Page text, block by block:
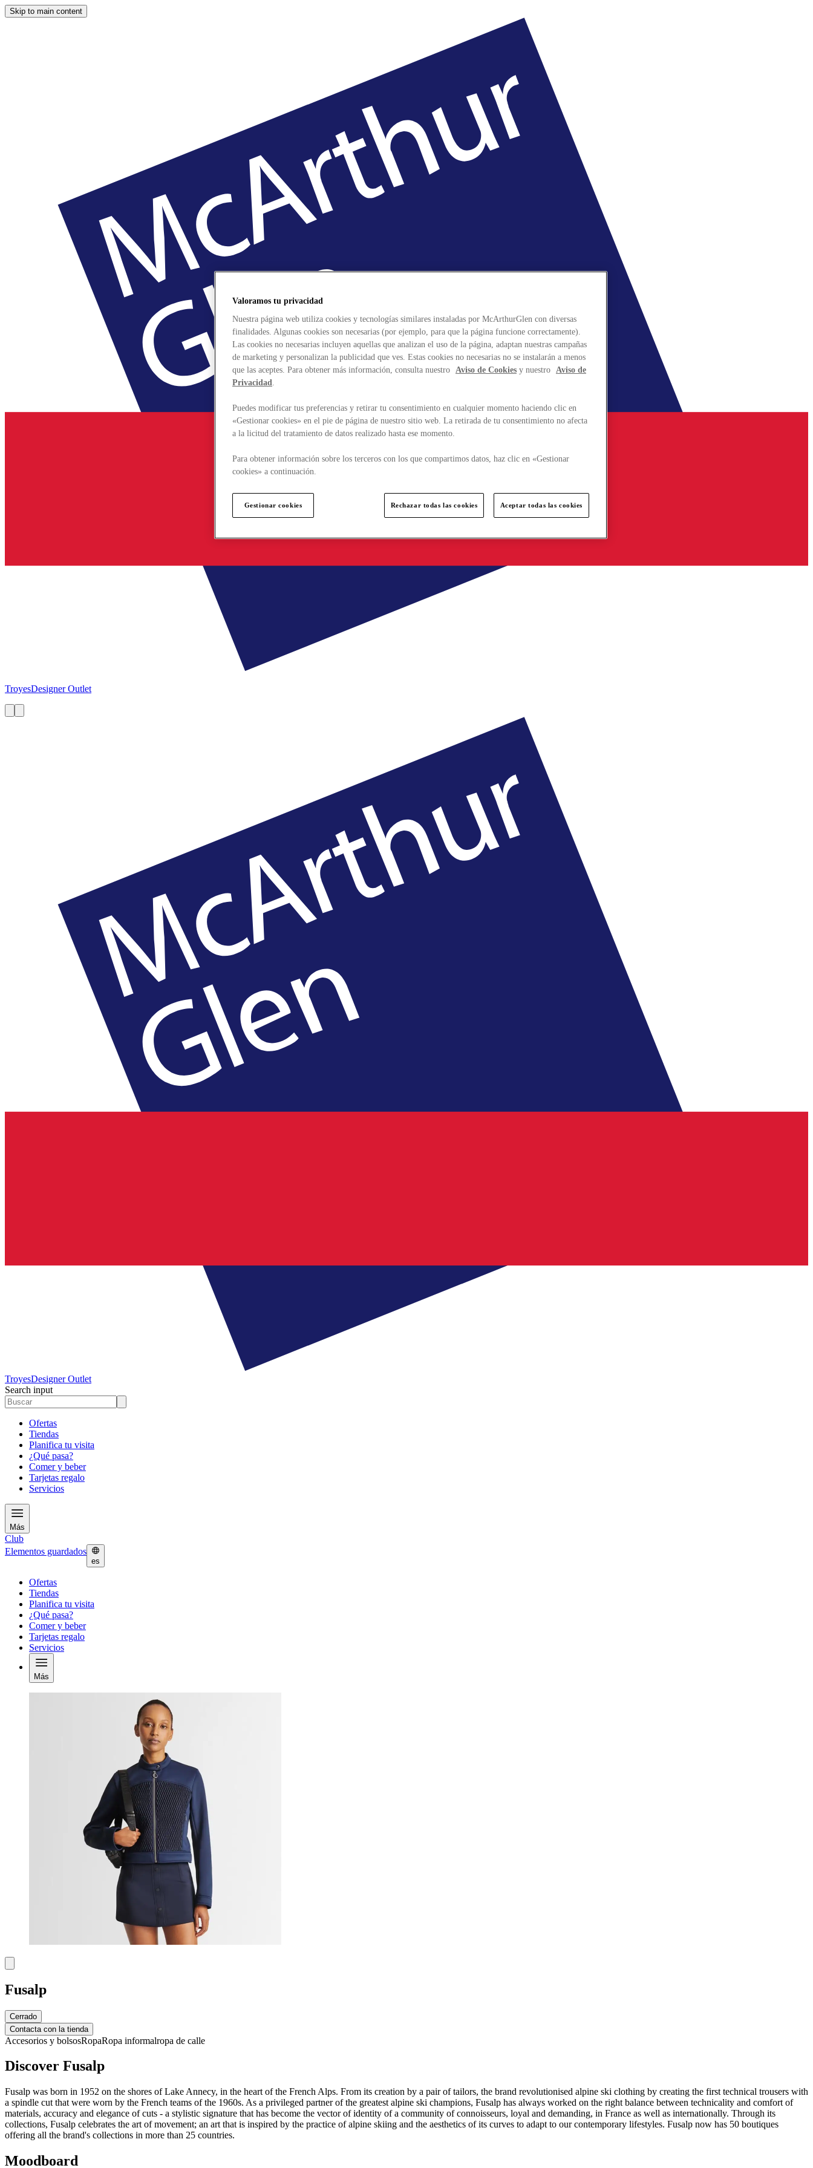
Skip to main content
TroyesDesigner Outlet
TroyesDesigner Outlet
Search input
Ofertas
Tiendas
Planifica tu visita
¿Qué pasa?
Comer y beber
Tarjetas regalo
Servicios
Más
Club
Elementos guardados
es
Ofertas
Tiendas
Planifica tu visita
¿Qué pasa?
Comer y beber
Tarjetas regalo
Servicios
Más
Fusalp
Cerrado
Contacta con la tienda
Accesorios y bolsosRopaRopa informalropa de calle
Discover Fusalp
Fusalp was born in 1952 on the shores of Lake Annecy, in the heart of the French Alps. From its creation by a pair of tailors, the brand revolutionised alpine ski clothing by creating the first technical trousers with
a spindle cut that were worn by the French teams of the 1960s. As a privileged partner of the greatest alpine ski champions, Fusalp has always worked on the right balance between technicality and comfort of
materials, accuracy and elegance of cuts - a stylistic signature that has become the vector of identity of a community of connoisseurs, loyal and demanding, in France as well as internationally. Through its
collections, Fusalp celebrates the art of movement; an art that is inspired by the practice of alpine skiing and the aesthetics of its curves to adapt to our contemporary lifestyles. Fusalp now has 50 boutiques
offering all the brand's collections in more than 25 countries.
Moodboard
Valoramos tu privacidad
Nuestra página web utiliza cookies y tecnologías similares instaladas por McArthurGlen con diversas
finalidades. Algunas cookies son necesarias (por ejemplo, para que la página funcione correctamente).
Las cookies no necesarias incluyen aquellas que analizan el uso de la página, adaptan nuestras campañas
de marketing y personalizan la publicidad que ves. Estas cookies no necesarias no se instalarán a menos
que las aceptes. Para obtener más información, consulta nuestro Aviso de Cookies y nuestro Aviso de
Privacidad.
Puedes modificar tus preferencias y retirar tu consentimiento en cualquier momento haciendo clic en
«Gestionar cookies» en el pie de página de nuestro sitio web. La retirada de tu consentimiento no afecta
a la licitud del tratamiento de datos realizado hasta ese momento.
Para obtener información sobre los terceros con los que compartimos datos, haz clic en «Gestionar
cookies» a continuación.
Gestionar cookies Rechazar todas las cookies Aceptar todas las cookies